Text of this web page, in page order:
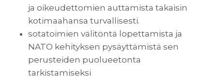
ja oikeudettomien auttamista takaisin
kotimaahansa turvallisesti.
sotatoimien välitöntä lopettamista ja
NATO kehityksen pysäyttämistä sen
perusteiden puolueetonta
tarkistamiseksi